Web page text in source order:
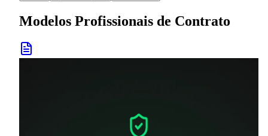
Modelos Profissionais de Contrato